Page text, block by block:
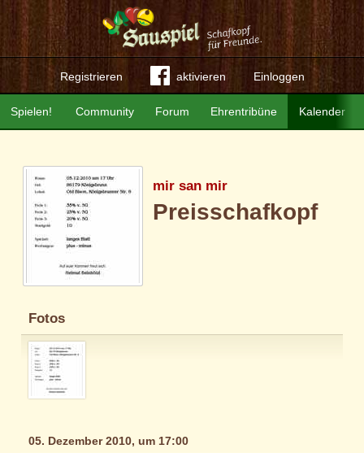
Registrieren aktivieren Einloggen
Community Forum Ehrentribüne Kalender
Spielen!
mir san mir
Preisschafkopf
Fotos
05. Dezember 2010, um 17:00